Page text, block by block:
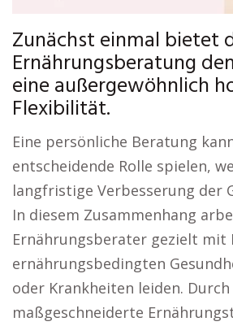
Zunächst einmal bietet
Ernährungsberatung
eine außergewöhnlich
Flexibilität.
Eine persönliche Beratung
entscheidende Rolle spielen,
langfristige Verbesserung der
In diesem Zusammenhang
Ernährungsberater gezielt mit
ernährungsbedingten
oder Krankheiten leiden. Durch
maßgeschneiderte